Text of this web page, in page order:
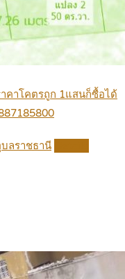
คาโคตรถูก 1แสนก็ซื้อได้
ลราชธานี